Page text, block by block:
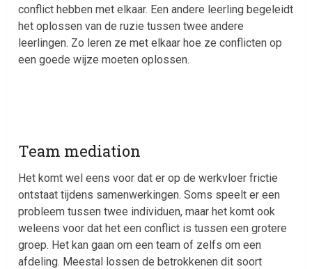
conflict hebben met elkaar. Een andere leerling begeleidt
het oplossen van de ruzie tussen twee andere
leerlingen. Zo leren ze met elkaar hoe ze conflicten op
een goede wijze moeten oplossen.
Team mediation
Het komt wel eens voor dat er op de werkvloer frictie
ontstaat tijdens samenwerkingen. Soms speelt er een
probleem tussen twee individuen, maar het komt ook
weleens voor dat het een conflict is tussen een grotere
groep. Het kan gaan om een team of zelfs om een
afdeling. Meestal lossen de betrokkenen dit soort